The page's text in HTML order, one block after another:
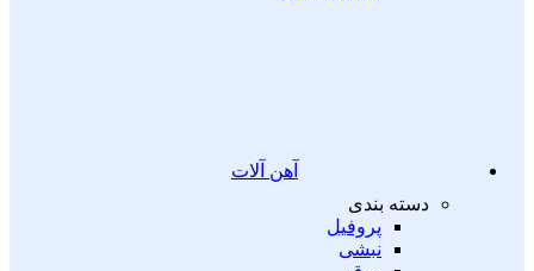
آهن آلات
دسته بندی
پروفیل
نبشی